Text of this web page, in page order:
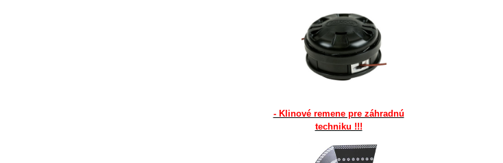
- Klinové remene pre záhradnú
techniku !!!